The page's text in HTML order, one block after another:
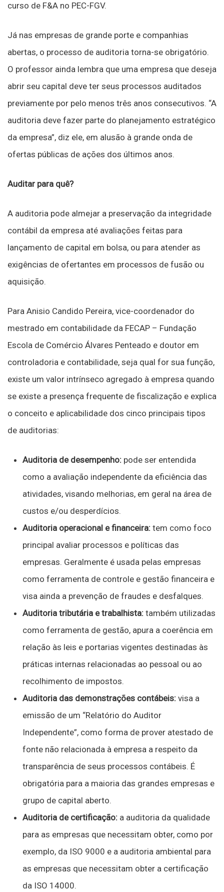
curso de F&A no PEC-FGV.
Já nas empresas de grande porte e companhias
abertas, o processo de auditoria torna-se obrigatório.
O professor ainda lembra que uma empresa que deseja
abrir seu capital deve ter seus processos auditados
previamente por pelo menos três anos consecutivos. “A
auditoria deve fazer parte do planejamento estratégico
da empresa”, diz ele, em alusão à grande onda de
ofertas públicas de ações dos últimos anos.
Auditar para quê?
A auditoria pode almejar a preservação da integridade
contábil da empresa até avaliações feitas para
lançamento de capital em bolsa, ou para atender as
exigências de ofertantes em processos de fusão ou
aquisição.
Para Anisio Candido Pereira, vice-coordenador do
mestrado em contabilidade da FECAP – Fundação
Escola de Comércio Álvares Penteado e doutor em
controladoria e contabilidade, seja qual for sua função,
existe um valor intrínseco agregado à empresa quando
se existe a presença frequente de fiscalização e explica
o conceito e aplicabilidade dos cinco principais tipos
de auditorias:
Auditoria de desempenho: pode ser entendida
como a avaliação independente da eficiência das
atividades, visando melhorias, em geral na área de
custos e/ou desperdícios.
Auditoria operacional e financeira: tem como foco
principal avaliar processos e políticas das
empresas. Geralmente é usada pelas empresas
como ferramenta de controle e gestão financeira e
visa ainda a prevenção de fraudes e desfalques.
Auditoria tributária e trabalhista: também utilizadas
como ferramenta de gestão, apura a coerência em
relação às leis e portarias vigentes destinadas às
práticas internas relacionadas ao pessoal ou ao
recolhimento de impostos.
Auditoria das demonstrações contábeis: visa a
emissão de um “Relatório do Auditor
Independente”, como forma de prover atestado de
fonte não relacionada à empresa a respeito da
transparência de seus processos contábeis. É
obrigatória para a maioria das grandes empresas e
grupo de capital aberto.
Auditoria de certificação: a auditoria da qualidade
para as empresas que necessitam obter, como por
exemplo, da ISO 9000 e a auditoria ambiental para
as empresas que necessitam obter a certificação
da ISO 14000.